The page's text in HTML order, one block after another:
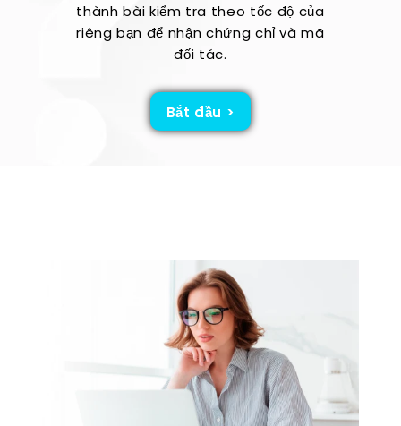
thành bài kiểm tra theo tốc độ của
riêng bạn để nhận chứng chỉ và mã
đối tác.
Bắt đầu >